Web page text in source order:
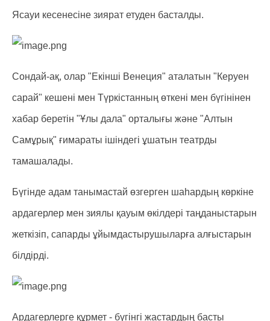
Ясауи кесенесіне зиярат етуден басталды.
Сондай-ақ, олар "Екінші Венеция" аталатын "Керуен
сарай" кешені мен Түркістанның өткені мен бүгінінен
хабар беретін "Ұлы дала" орталығы және "Алтын
Самұрық" ғимараты ішіндегі ұшатын театрды
тамашалады.
Бүгінде адам танымастай өзгерген шаһардың көркіне
ардагерлер мен зиялы қауым өкілдері таңданыстарын
жеткізіп, сапарды ұйымдастырушыларға алғыстарын
білдірді.
Ардагерлерге құрмет - бүгінгі жастардың басты